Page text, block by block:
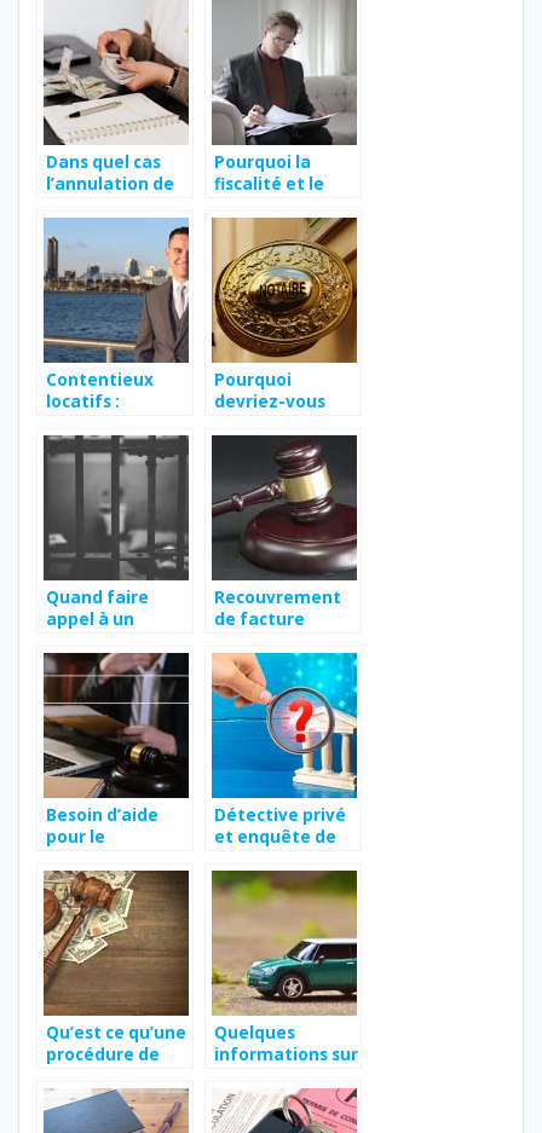
Dans quel cas
l’annulation de
Pourquoi la
fiscalité et le
Contentieux
locatifs :
le problème ?
Pourquoi
devriez-vous
notaire ?
Quand faire
appel à un
garde à vue ?
Recouvrement
de facture
comment
procéder à un
3ème rappel ?
Besoin d’aide
pour le
d’un avocat ?
Détective privé
et enquête de
Qu’est ce qu’une
procédure de
judiciaire ?
Quelques
informations sur
que vous devez
connaitre